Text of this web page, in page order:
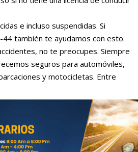
e incluso suspendidas. Si
44 también te ayudamos con esto.
no te preocupes. Siempre
seguros para automóviles,
y motocicletas. Entre